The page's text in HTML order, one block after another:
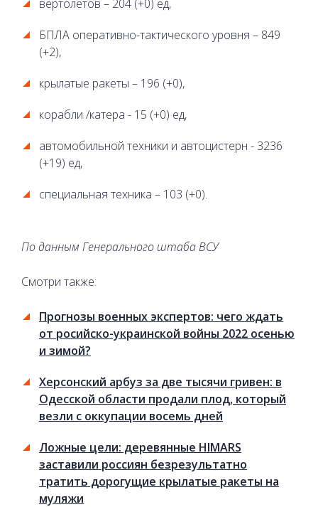
вертолетов – 204 (+0) ед,
БПЛА оперативно-тактического уровня – 849
(+2),
крылатые ракеты – 196 (+0),
корабли /катера - 15 (+0) ед,
автомобильной техники и автоцистерн - 3236
(+19) ед,
специальная техника – 103 (+0).
По данным Генерального штаба ВСУ
Смотри также:
Прогнозы военных экспертов: чего ждать
от росийско-украинской войны 2022 осенью
и зимой?
Херсонский арбуз за две тысячи гривен: в
Одесской области продали плод, который
везли с оккупации восемь дней
Ложные цели: деревянные HIMARS
заставили россиян безрезультатно
тратить дорогущие крылатые ракеты на
муляжи